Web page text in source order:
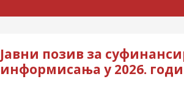
Јавни позив за
информисања у 2026.